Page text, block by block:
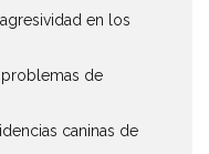
en los
de
caninas de